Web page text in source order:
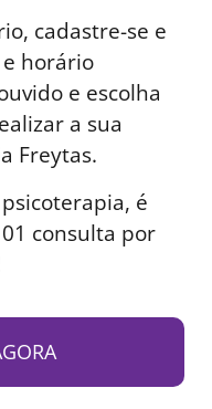
cadastre-se e
horário
e escolha
a sua
Freytas.
é
consulta por